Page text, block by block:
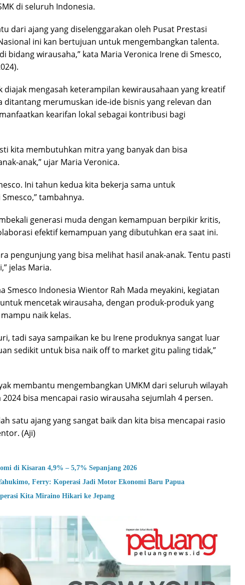
di seluruh Indonesia.
dari ajang yang diselenggarakan oleh Pusat Prestasi
ini kan bertujuan untuk mengembangkan talenta.
bidang wirausaha,” kata Maria Veronica Irene di Smesco,
diajak mengasah keterampilan kewirausahaan yang kreatif
ditantang merumuskan ide-ide bisnis yang relevan dan
kearifan lokal sebagai kontribusi bagi
kita membutuhkan mitra yang banyak dan bisa
anak,” ujar Maria Veronica.
Ini tahun kedua kita bekerja sama untuk
tambahnya.
generasi muda dengan kemampuan berpikir kritis,
efektif kemampuan yang dibutuhkan era saat ini.
pengunjung yang bisa melihat hasil anak-anak. Tentu pasti
jelas Maria.
Smesco Indonesia Wientor Rah Mada meyakini, kegiatan
mencetak wirausaha, dengan produk-produk yang
naik kelas.
tadi saya sampaikan ke bu Irene produknya sangat luar
sedikit untuk bisa naik off to market gitu paling tidak,”
membantu mengembangkan UMKM dari seluruh wilayah
bisa mencapai rasio wirausaha sejumlah 4 persen.
satu ajang yang sangat baik dan kita bisa mencapai rasio
(Aji)
di Kisaran 4,9% – 5,7% Sepanjang 2026
Ferry: Koperasi Jadi Motor Ekonomi Baru Papua
Kita Miraino Hikari ke Jepang